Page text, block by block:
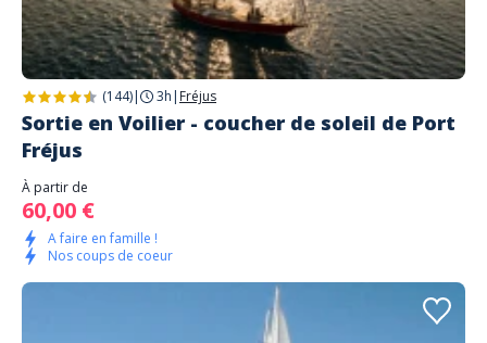
(144)| 3h | Fréjus
Sortie en Voilier - coucher de soleil de Port
Fréjus
À partir de
60,00 €
A faire en famille !
Nos coups de coeur